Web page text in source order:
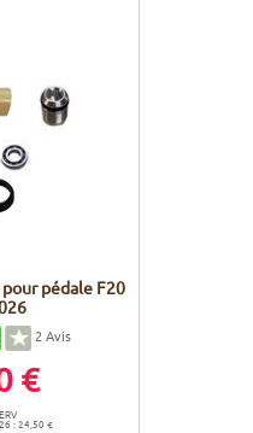
pédale F20
2 Avis
€
: 24,50 €